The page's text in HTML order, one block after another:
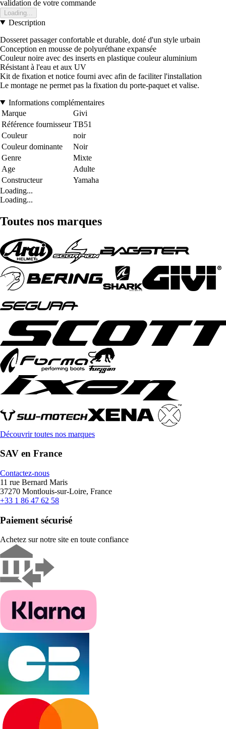
validation de votre commande
Loading...
Description
Dosseret passager confortable et durable, doté d'un style urbain
Conception en mousse de polyuréthane expansée
Couleur noire avec des inserts en plastique couleur aluminium
Résistant à l'eau et aux UV
Kit de fixation et notice fourni avec afin de faciliter l'installation
Le montage ne permet pas la fixation du porte-paquet et valise.
Informations complémentaires
Marque
Givi
Référence fournisseur TB51
Couleur
noir
Couleur dominante
Noir
Genre
Mixte
Age
Adulte
Constructeur
Yamaha
Loading...
Loading...
Toutes nos marques
Découvrir toutes nos marques
SAV en France
Contactez-nous
11 rue Bernard Maris
37270 Montlouis-sur-Loire, France
+33 1 86 47 62 58
Paiement sécurisé
Achetez sur notre site en toute confiance